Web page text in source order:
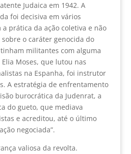
Judaica em 1942. A
foi decisiva em vários
prática da ação coletiva e não
o caráter genocida do
militantes com alguma
Moses, que lutou nas
na Espanha, foi instrutor
A estratégia de enfrentamento
burocrática da Judenrat, a
do gueto, que mediava
e acreditou, até o último
negociada”.
valiosa da revolta.